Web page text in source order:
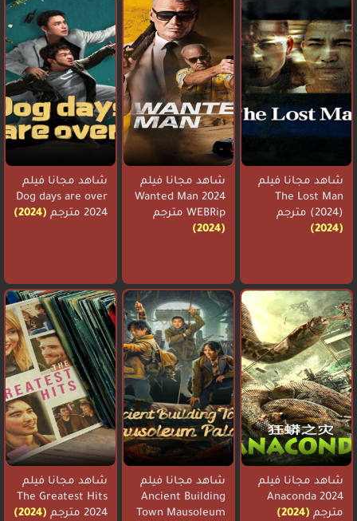
شاهد مجانا فيلم
The Lost Man
(2024) مترجم
(2024)
شاهد مجانا فيلم
Wanted Man 2024
WEBRip مترجم
(2024)
شاهد مجانا فيلم
Dog days are over
2024 مترجم
(2024)
شاهد مجانا فيلم
Anaconda 2024
مترجم (2024)
شاهد مجانا فيلم
Ancient Building
Town Mausoleum
شاهد مجانا فيلم
The Greatest Hits
2024 مترجم
(2024)